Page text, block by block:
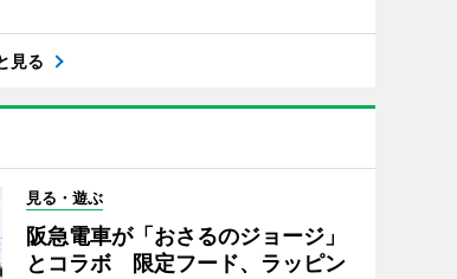
見る
見る・遊ぶ
阪急電車が「おさるのジョージ」
とコラボ 限定フード、ラッピン